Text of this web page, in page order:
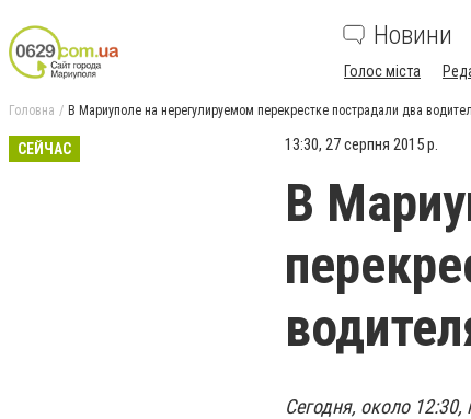
Новини
Голос міста
Головна В Мариуполе на нерегулируемом перекрестке пострадали два
СЕЙЧАС 13:30, 27 серпня 2015 р.
В
Сегодня, около